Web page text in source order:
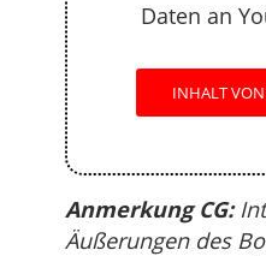
Daten an
INHALT VON
Anmerkung CG:
Äußerungen des